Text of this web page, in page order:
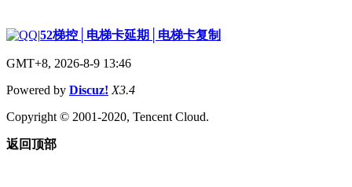
|52梯控│电梯卡延期│电梯卡复制
GMT+8, 2026-8-9 13:46
Powered by Discuz! X3.4
Copyright © 2001-2020, Tencent Cloud.
返回顶部